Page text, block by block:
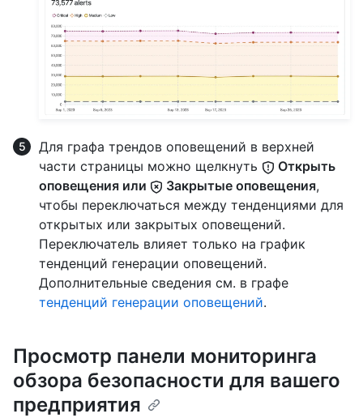
Для графа трендов оповещений в верхней
части страницы можно щелкнуть
Открыть
оповещения или
Закрытые оповещения,
чтобы переключаться между тенденциями для
открытых или закрытых оповещений.
Переключатель влияет только на график
тенденций генерации оповещений.
Дополнительные сведения см. в графе
тенденций генерации оповещений.
Просмотр панели мониторинга
обзора безопасности для вашего
предприятия